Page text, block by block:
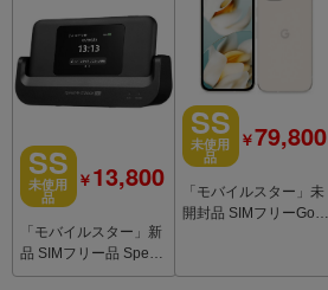
SS
未使用
品
￥13,800
「モバイルスター」新
品 SIMフリー品 Speed
Wi-Fi DOCK 5G 01 ブ
SS
未使用
品
￥79,800
「モバイルスター」未
開封品 SIMフリーGoo